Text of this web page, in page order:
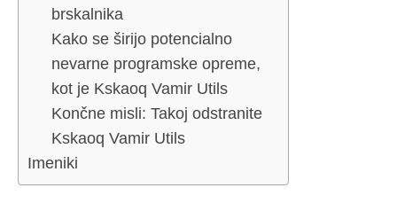
brskalnika
Kako se širijo potencialno
nevarne programske opreme,
kot je Kskaoq Vamir Utils
Končne misli: Takoj odstranite
Kskaoq Vamir Utils
Imeniki